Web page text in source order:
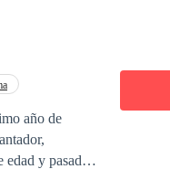
año de